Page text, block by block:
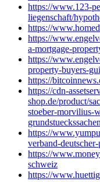
https://www.123-
liegenschaft/
https://
https://
a-mortgage-
https://
property-buyers-
https://
https://cdn-
shop.de/product/
stoeber-morvilius-
https://
verband-
https://
schweiz
https://